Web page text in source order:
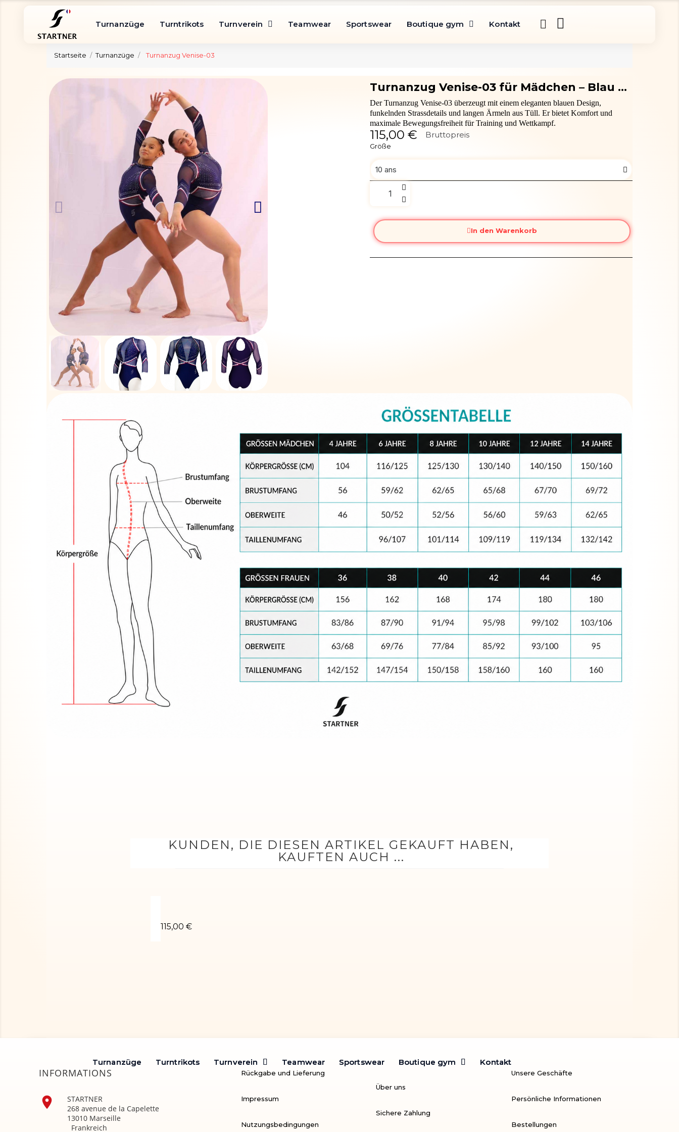
Turnanzüge Turntrikots Turnverein Teamwear Sportswear Boutique gym Kontakt
Startseite Turnanzüge Turnanzug Venise-03
Turnanzug Venise-03 für Mädchen – Blau mit Strass
Der Turnanzug Venise-03 überzeugt mit einem eleganten blauen Design,
funkelnden Strassdetails und langen Ärmeln aus Tüll. Er bietet Komfort und
maximale Bewegungsfreiheit für Training und Wettkampf.
115,00 € Bruttopreis
Größe
In den Warenkorb
KUNDEN, DIE DIESEN ARTIKEL GEKAUFT HABEN,
KAUFTEN AUCH ...
115,00 €
Turnanzüge Turntrikots Turnverein Teamwear Sportswear Boutique gym Kontakt
Turnanzüge Turntrikots Turnverein Teamwear Sportswear Boutique gym Kontakt
INFORMATIONS

STARTNER
268 avenue de la Capelette
13010 Marseille
Frankreich
Rückgabe und Lieferung
Impressum
Nutzungsbedingungen
Über uns
Sichere Zahlung
Unsere Geschäfte
Persönliche Informationen
Bestellungen